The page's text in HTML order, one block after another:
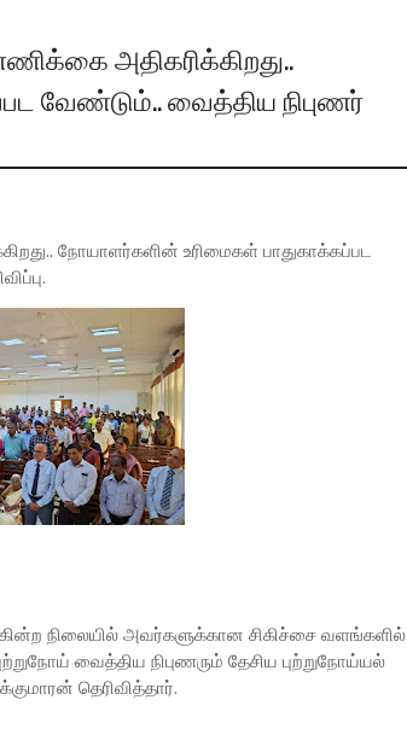
அதிகரிக்கிறது..
வேண்டும்.. வைத்திய நிபுணர்
நோயாளர்களின் உரிமைகள் பாதுகாக்கப்பட
நிலையில் அவர்களுக்கான சிகிச்சை வளங்களில்
வைத்திய நிபுணரும் தேசிய புற்றுநோய்யல்
தெரிவித்தார்.